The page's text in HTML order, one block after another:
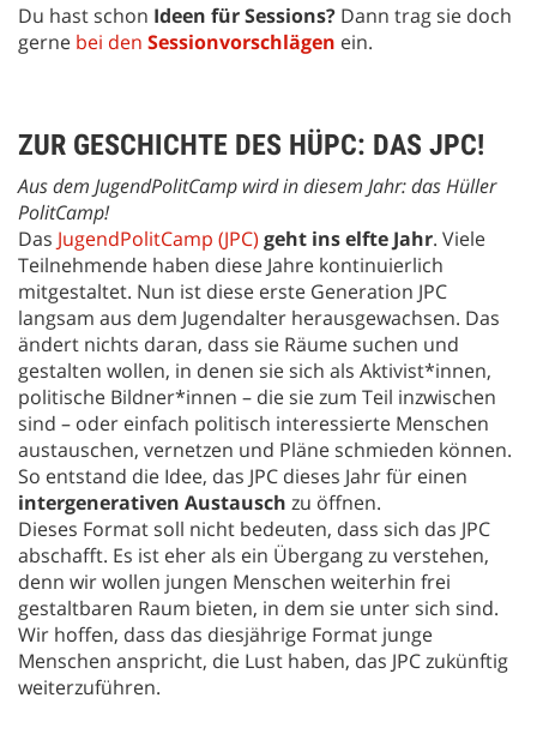
Du hast schon Ideen für Sessions? Dann trag sie doch
gerne bei den Sessionvorschlägen ein.
ZUR GESCHICHTE DES HÜPC: DAS JPC!
Aus dem JugendPolitCamp wird in diesem Jahr: das Hüller
PolitCamp!
Das JugendPolitCamp (JPC) geht ins elfte Jahr. Viele
Teilnehmende haben diese Jahre kontinuierlich
mitgestaltet. Nun ist diese erste Generation JPC
langsam aus dem Jugendalter herausgewachsen. Das
ändert nichts daran, dass sie Räume suchen und
gestalten wollen, in denen sie sich als Aktivist*innen,
politische Bildner*innen – die sie zum Teil inzwischen
sind – oder einfach politisch interessierte Menschen
austauschen, vernetzen und Pläne schmieden können.
So entstand die Idee, das JPC dieses Jahr für einen
intergenerativen Austausch zu öffnen.
Dieses Format soll nicht bedeuten, dass sich das JPC
abschafft. Es ist eher als ein Übergang zu verstehen,
denn wir wollen jungen Menschen weiterhin frei
gestaltbaren Raum bieten, in dem sie unter sich sind.
Wir hoffen, dass das diesjährige Format junge
Menschen anspricht, die Lust haben, das JPC zukünftig
weiterzuführen.